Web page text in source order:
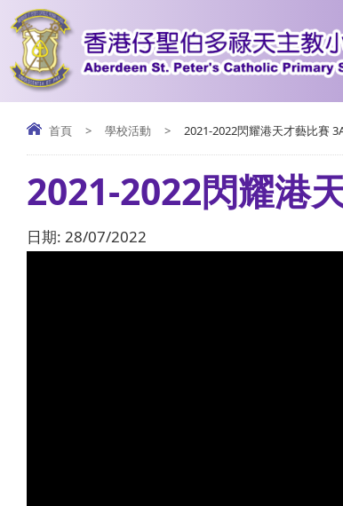
首頁 > 學校活動 > 2021-2022閃耀港天才藝比賽
2021-2022閃耀港
日期: 28/07/2022